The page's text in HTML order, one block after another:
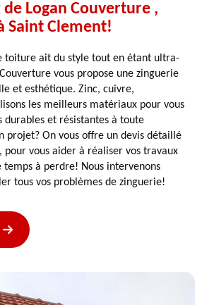
de Logan Couverture ,
Saint Clement!
toiture ait du style tout en étant ultra-
vous propose une zinguerie
et esthétique. Zinc, cuivre,
les meilleurs matériaux pour vous
et résistantes à toute
projet? On vous offre un devis détaillé
vous aider à réaliser vos travaux
temps à perdre! Nous intervenons
tous vos problèmes de zinguerie!